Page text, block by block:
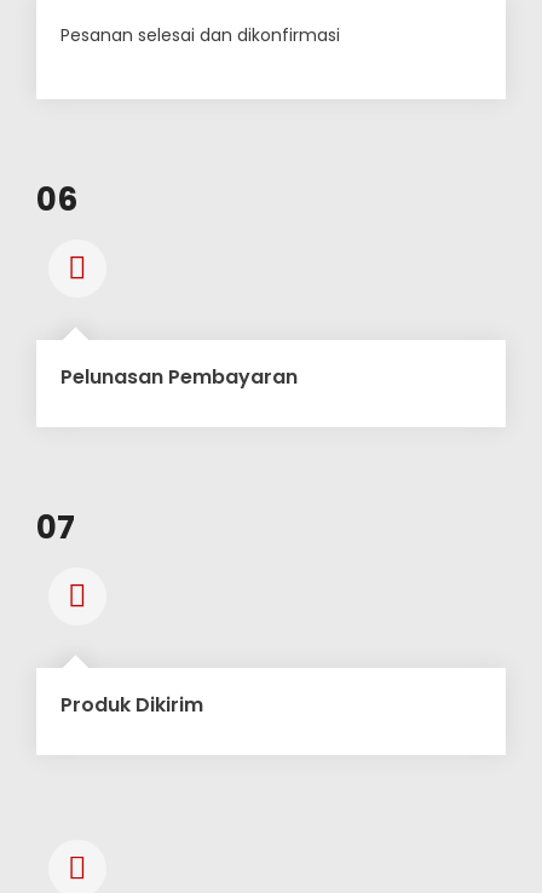
Pesanan selesai dan dikonfirmasi
06
Pelunasan Pembayaran
07
Produk Dikirim